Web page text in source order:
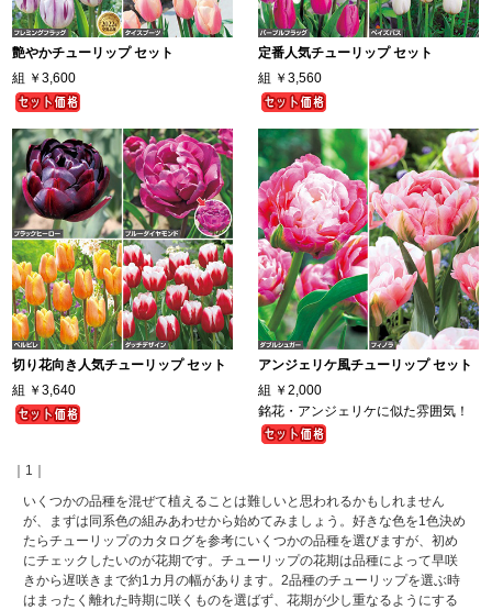
艶やかチューリップ セット
組 ￥3,600
定番人気チューリップ セット
組 ￥3,560
切り花向き人気チューリップ セット
組 ￥3,640
アンジェリケ風チューリップ セット
組 ￥2,000
銘花・アンジェリケに似た雰囲気！
｜1｜
いくつかの品種を混ぜて植えることは難しいと思われるかもしれません
が、まずは同系色の組みあわせから始めてみましょう。好きな色を1色決め
たらチューリップのカタログを参考にいくつかの品種を選びますが、初め
にチェックしたいのが花期です。チューリップの花期は品種によって早咲
きから遅咲きまで約1カ月の幅があります。2品種のチューリップを選ぶ時
はまったく離れた時期に咲くものを選ばず、花期が少し重なるようにする